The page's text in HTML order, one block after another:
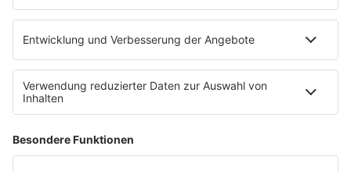
Ansprechpartner
RECHTLICHES
Impressum
Datenschutz
Datenschutzeinstellungen
Datenverarbeitung bei Gewinnspielen
Teilnahmebedingungen